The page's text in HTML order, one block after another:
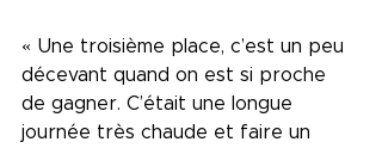
« Une troisième place, c’est un peu
décevant quand on est si proche
de gagner. C’était une longue
journée très chaude et faire un